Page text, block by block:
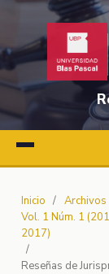
Inicio / Archivos
Vol. 1 Núm. 1
2017)
/
Reseñas de